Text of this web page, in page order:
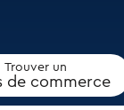
Trouver un
de commerce